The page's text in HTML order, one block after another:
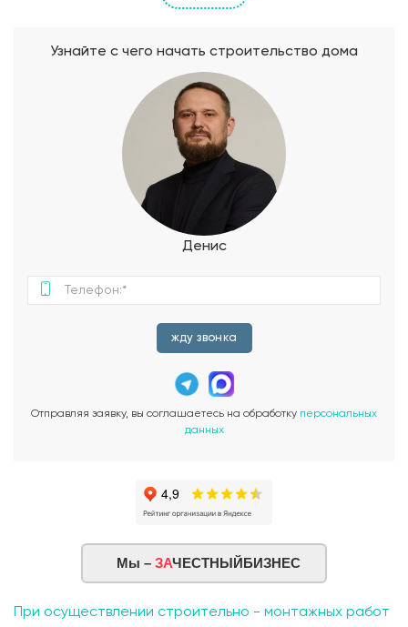
обеспечат всем членам семьи комфорт и личное
позволяет создать уют и создать атмосферу спокойствия.
использования. Они оборудованы всем необходимым и
выполнены с использованием высококачественных
материалов, чтобы обеспечить комфорт и
функциональность. Особое внимание уделено просторной
террасе, где вы сможете наслаждаться свежим воздухом и
прекрасным видом природы. Это идеальное место для
вечерних посиделок с семьей или встреч с друзьями,
создающее неповторимую атмосферу отдыха и
релаксации. Гараж, включенный в проект, позволит вам
предметы. Это добавляет практичность и удобство
использования дома. Проект дома "Мокко Нью" сочетает в
предназначен для тех, кто ценит комфорт и уютное
пространство для себя и своей семьи. Не упустите
возможность построить свой идеальный загородный дом!
Обратитесь к нам, чтобы узнать больше о проекте дома
"Мокко Нью" и начать создание своего уголка счастья и
Узнайте с чего начать строительство дома
Денис
жду звонка
Отправляя заявку, вы соглашаетесь на обработку персональных
данных
Мы – ЗАЧЕСТНЫЙБИЗНЕС
При осуществлении строительно - монтажных работ